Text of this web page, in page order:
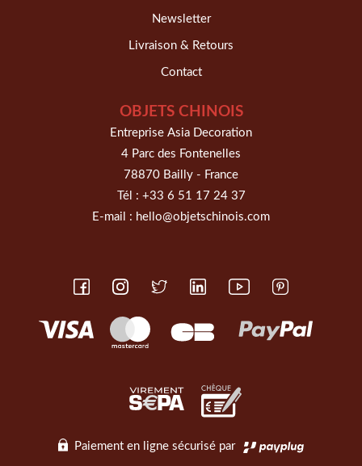
Newsletter
Livraison & Retours
Contact
OBJETS CHINOIS
Entreprise Asia Decoration
4 Parc des Fontenelles
78870 Bailly - France
Tél : +33 6 51 17 24 37
E-mail : hello@objetschinois.com
Paiement en ligne sécurisé par